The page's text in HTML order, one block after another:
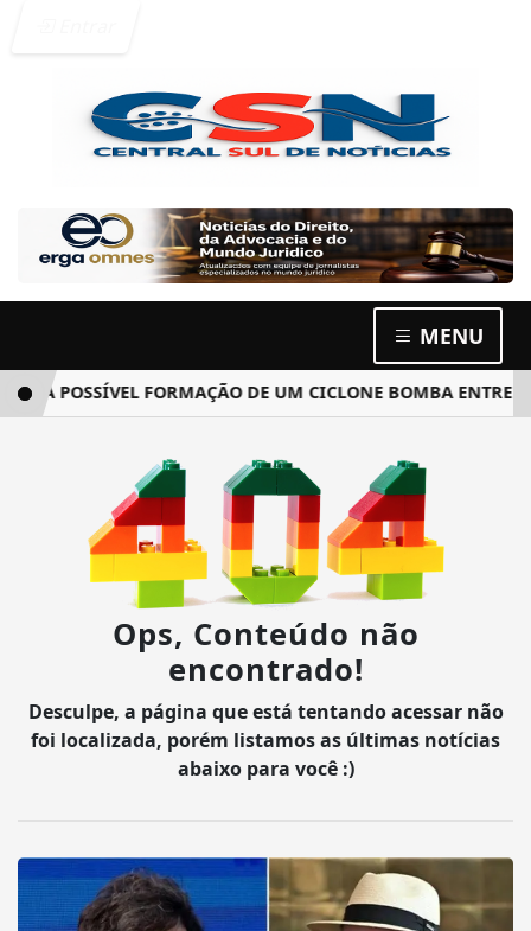
MENU
A POSSÍVEL FORMAÇÃO DE UM CICLONE BOMBA ENTRE
Ops, Conteúdo não
encontrado!
Desculpe, a página que está tentando acessar não
foi localizada, porém listamos as últimas notícias
abaixo para você :)